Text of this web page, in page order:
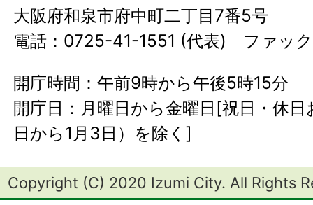
大阪府和泉市府中町二丁目7番5号
電話：0725-41-1551 (代表) ファッ
開庁時間：午前9時から午後5時15分
開庁日：月曜日から金曜日[祝日・休
日から1月3日）を除く]
Copyright (C) 2020 Izumi City. All Rights